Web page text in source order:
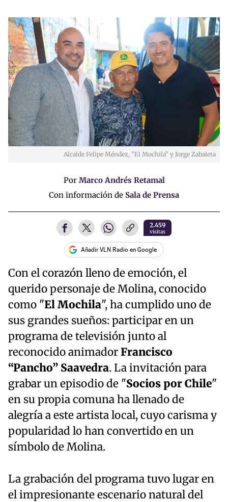
Alcalde Felipe Méndez, "El Mochila" y Jorge Zabaleta
Por Marco Andrés Retamal
Con información de Sala de Prensa
2.459
visitas
Añadir VLN Radio en Google
Con el corazón lleno de emoción, el
querido personaje de Molina, conocido
como "El Mochila", ha cumplido uno de
sus grandes sueños: participar en un
programa de televisión junto al
reconocido animadorFrancisco
“Pancho” Saavedra. La invitación para
grabar un episodio de "Socios por Chile"
en su propia comuna ha llenado de
alegría a este artista local, cuyo carisma y
popularidad lo han convertido en un
símbolo de Molina.
La grabación del programa tuvo lugar en
el impresionante escenario natural del